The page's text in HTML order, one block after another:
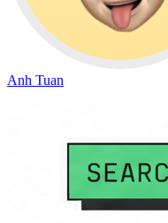
Anh Tuan